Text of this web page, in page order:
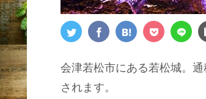
会津若松市にある若松城。
されます。